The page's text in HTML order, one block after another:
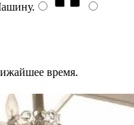
.
время.